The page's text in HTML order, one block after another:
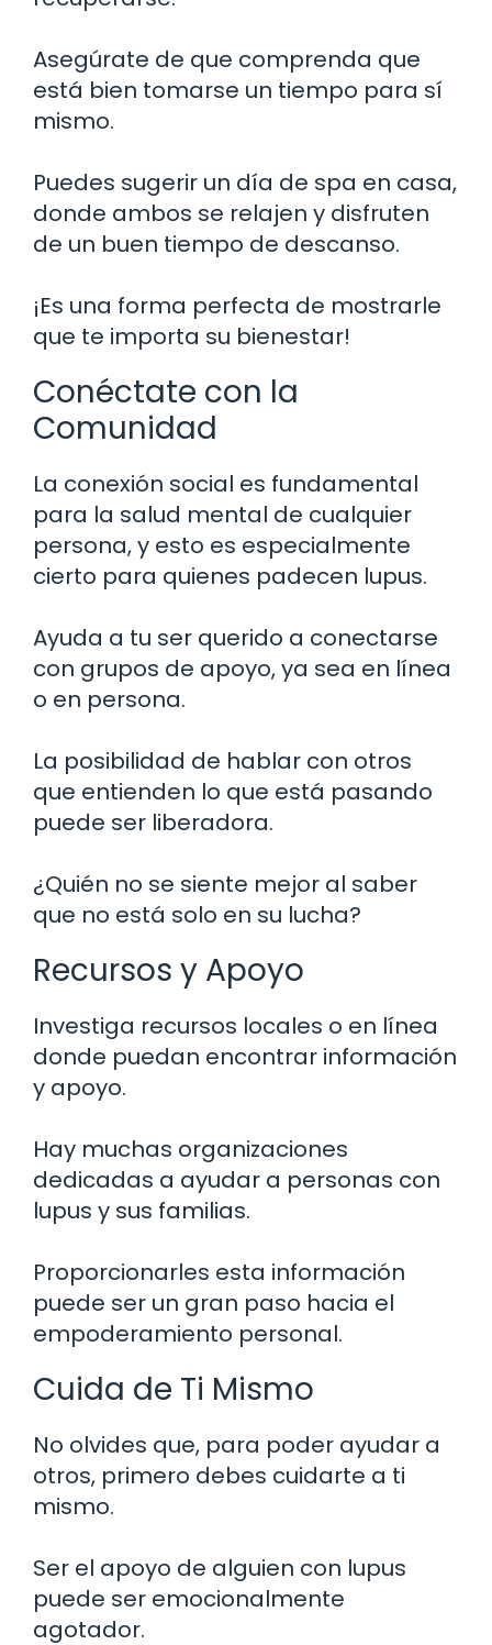
Asegúrate de que comprenda que
está bien tomarse un tiempo para sí
mismo.
Puedes sugerir un día de spa en casa,
donde ambos se relajen y disfruten
de un buen tiempo de descanso.
¡Es una forma perfecta de mostrarle
que te importa su bienestar!
Conéctate con la
Comunidad
La conexión social es fundamental
para la salud mental de cualquier
persona, y esto es especialmente
cierto para quienes padecen lupus.
Ayuda a tu ser querido a conectarse
con grupos de apoyo, ya sea en línea
o en persona.
La posibilidad de hablar con otros
que entienden lo que está pasando
puede ser liberadora.
¿Quién no se siente mejor al saber
que no está solo en su lucha?
Recursos y Apoyo
Investiga recursos locales o en línea
donde puedan encontrar información
y apoyo.
Hay muchas organizaciones
dedicadas a ayudar a personas con
lupus y sus familias.
Proporcionarles esta información
puede ser un gran paso hacia el
empoderamiento personal.
Cuida de Ti Mismo
No olvides que, para poder ayudar a
otros, primero debes cuidarte a ti
mismo.
Ser el apoyo de alguien con lupus
puede ser emocionalmente
agotador.